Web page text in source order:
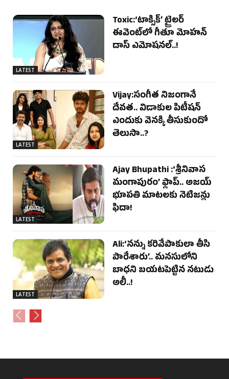
LATEST
Toxic:‘టాక్సిక్’ ట్రైలర్
ఈవెంట్‌లో గీతూ మోహన్
దాస్ ఎమోషనల్..!
LATEST
Vijay:సంగీత నిజంగానే
దేవత.. విడాకుల పిటీషన్
ఎందుకు వెనక్కి తీసుకుందో
తెలుసా..?
LATEST
Ajay Bhupathi :‘శ్రీనివాస
మంగాపురం’ ఫ్లాప్.. అజయ్
భూపతి మాటలకు నెటిజన్లు
ఫిదా!
LATEST
Ali:‘నన్ను కరివేపాకులా తీసి
పారేశారు’.. మనసులోని
బాధని బయటపెట్టిన నటుడు
అలీ..!